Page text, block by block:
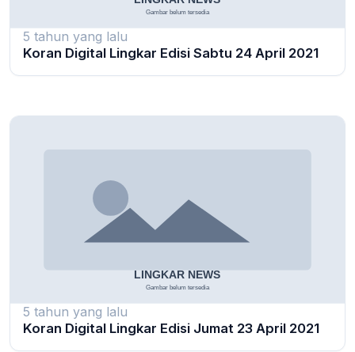
5 tahun yang lalu
Koran Digital Lingkar Edisi Sabtu 24 April 2021
5 tahun yang lalu
Koran Digital Lingkar Edisi Jumat 23 April 2021